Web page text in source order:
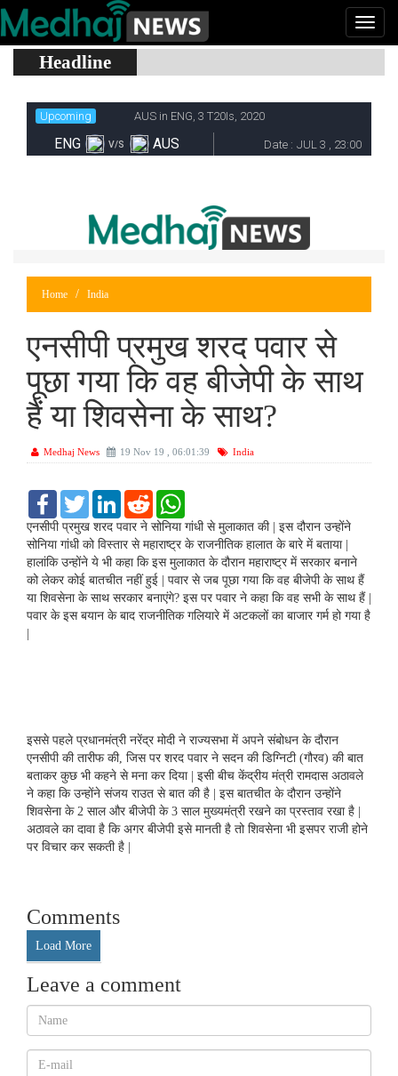
Headline
Home India
एनसीपी प्रमुख शरद पवार से
पूछा गया कि वह बीजेपी के साथ
हैं या शिवसेना के साथ?
Medhaj News 19 Nov 19 , 06:01:39 India
F
c
e
o
o
k
T
i
t
e
r
L
n
k
d
I
n
R
d
d
i
t
a
t
A
p
p
एनसीपी प्रमुख शरद पवार ने सोनिया गांधी से मुलाकात की | इस दौरान उन्होंने
सोनिया गांधी को विस्तार से महाराष्ट्र के राजनीतिक हालात के बारे में बताया |
हालांकि उन्होंने ये भी कहा कि इस मुलाकात के दौरान महाराष्ट्र में सरकार बनाने
को लेकर कोई बातचीत नहीं हुई | पवार से जब पूछा गया कि वह बीजेपी के साथ हैं
या शिवसेना के साथ सरकार बनाएंगे? इस पर पवार ने कहा कि वह सभी के साथ हैं |
पवार के इस बयान के बाद राजनीतिक गलियारे में अटकलों का बाजार गर्म हो गया है
इससे पहले प्रधानमंत्री नरेंद्र मोदी ने राज्यसभा में अपने संबोधन के दौरान
एनसीपी की तारीफ की, जिस पर शरद पवार ने सदन की डिग्निटी (गौरव) की बात
बताकर कुछ भी कहने से मना कर दिया | इसी बीच केंद्रीय मंत्री रामदास अठावले
ने कहा कि उन्होंने संजय राउत से बात की है | इस बातचीत के दौरान उन्होंने
शिवसेना के 2 साल और बीजेपी के 3 साल मुख्यमंत्री रखने का प्रस्ताव रखा है |
अठावले का दावा है कि अगर बीजेपी इसे मानती है तो शिवसेना भी इसपर राजी होने
पर विचार कर सकती है |
Comments
Load More
Leave a comment